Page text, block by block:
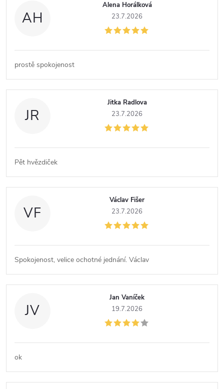
AH
Alena Horálková
23.7.2026
prostě spokojenost
JR
Jitka Radlova
23.7.2026
Pět hvězdiček
VF
Václav Fišer
23.7.2026
Spokojenost, velice ochotné jednání. Václav
JV
Jan Vaníček
19.7.2026
ok